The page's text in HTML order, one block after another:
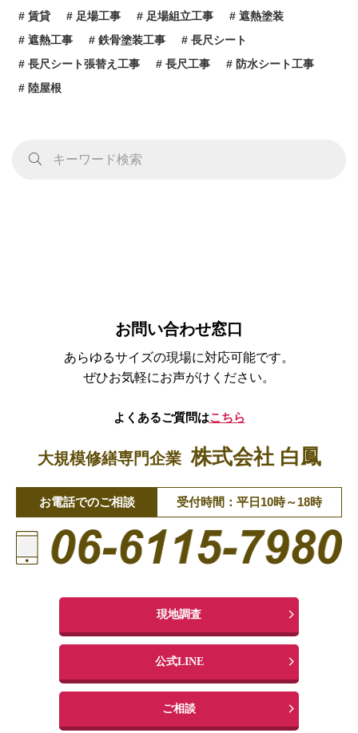
賃貸
足場工事 足場組立工事
遮熱塗装
遮熱工事
鉄骨塗装工事
長尺シート
長尺シート張替え工事
長尺工事
防水シート工事
陸屋根
お問い合わせ窓口
あらゆるサイズの現場に対応可能です。
ぜひお気軽にお声がけください。
よくあるご質問はこちら
大規模修繕専門企業 株式会社 白鳳
お電話でのご相談 受付時間：平日10時～18時
現地調査
公式LINE
ご相談